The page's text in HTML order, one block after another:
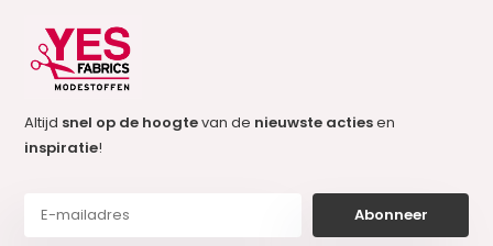
Altijd snel op de hoogtevan de nieuwste actiesen
inspiratie!
Abonneer